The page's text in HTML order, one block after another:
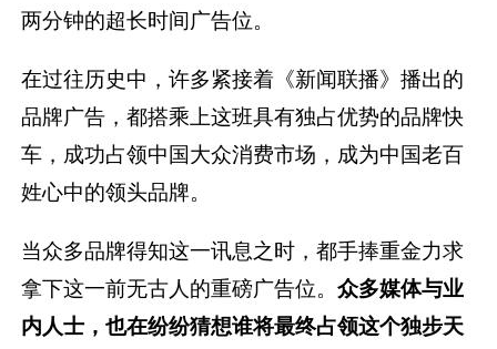
两分钟的超长时间广告位。
在过往历史中，许多紧接着《新闻联播》播出的
品牌广告，都搭乘上这班具有独占优势的品牌快
车，成功占领中国大众消费市场，成为中国老百
姓心中的领头品牌。
当众多品牌得知这一讯息之时，都手捧重金力求
拿下这一前无古人的重磅广告位。众多媒体与业
内人士，也在纷纷猜想谁将最终占领这个独步天